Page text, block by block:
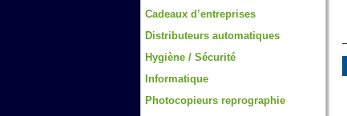
Cadeaux d’entreprises
Distributeurs automatiques
Hygiène / Sécurité
Informatique
Photocopieurs reprographie